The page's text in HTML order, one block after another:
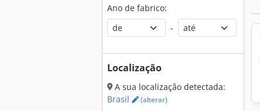
Ano de fabrico:
-
Localização
A sua localização detectada:
Brasil
(alterar)